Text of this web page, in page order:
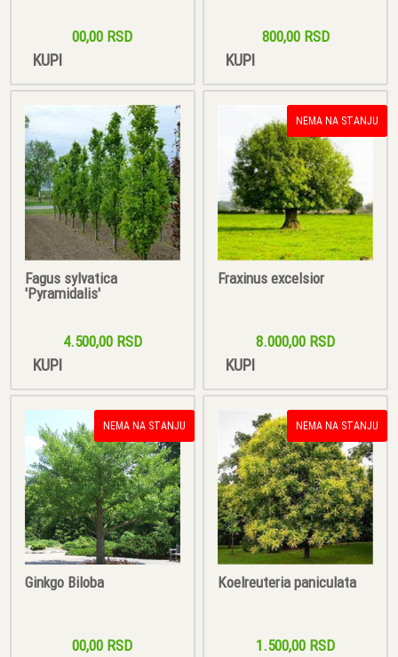
00,00 RSD
KUPI
800,00 RSD
KUPI
Fagus sylvatica
'Pyramidalis'
4.500,00 RSD
KUPI
NEMA NA STANJU
Fraxinus excelsior
8.000,00 RSD
KUPI
NEMA NA STANJU
Ginkgo Biloba
00,00 RSD
NEMA NA STANJU
Koelreuteria paniculata
1.500,00 RSD